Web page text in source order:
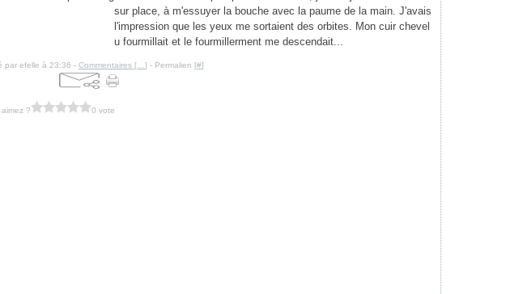
sur place, à m'essuyer la bouche avec la paume de la main. J'avais
l'impression que les yeux me sortaient des orbites. Mon cuir chevel
u fourmillait et le fourmillerment me descendait...
par efelle à 23:36 -Commentaires [ …] - Permalien [#]
aimez ? 0 vote